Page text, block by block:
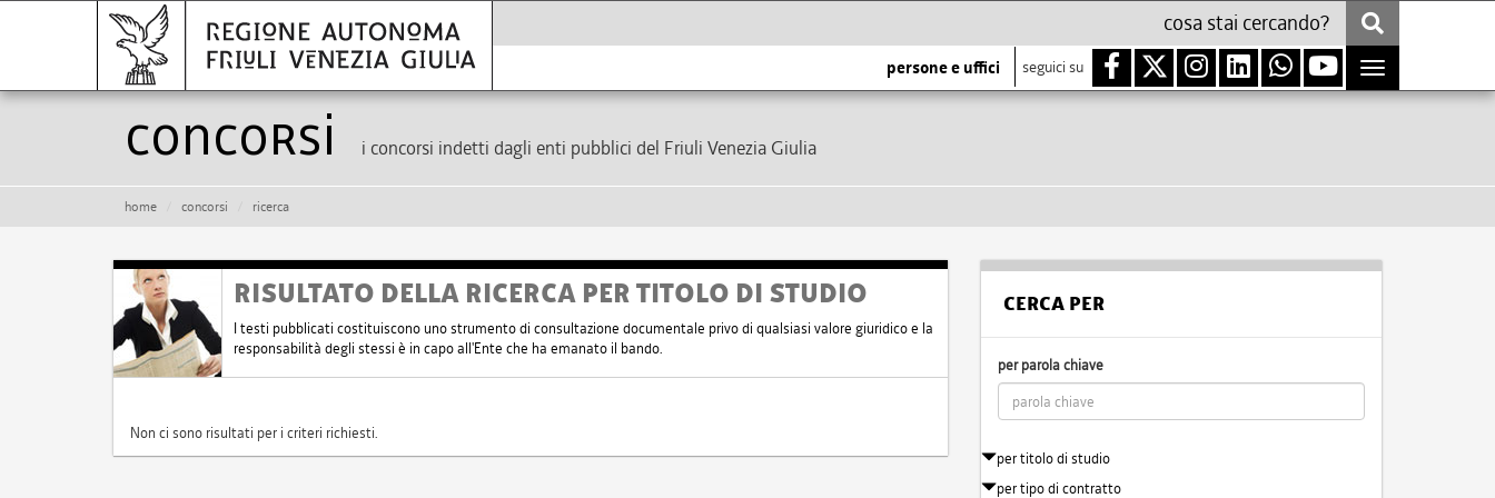
persone e uffici seguici su
Toggle
navigation
Concorsi i concorsi indetti dagli enti pubblici del Friuli Venezia Giulia
home concorsi ricerca
RISULTATO DELLA RICERCA PER TITOLO DI STUDIO
I testi pubblicati costituiscono uno strumento di consultazione documentale privo di qualsiasi valore giuridico e la
responsabilità degli stessi è in capo all'Ente che ha emanato il bando.
Non ci sono risultati per i criteri richiesti.
CERCA PER
per parola chiave
per titolo di studio
per tipo di contratto